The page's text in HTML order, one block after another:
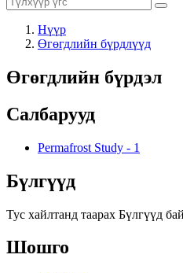
Нүүр
Өгөгдлийн бүрдлүүд
Өгөгдлийн бүрдэл
Салбарууд
Permafrost Study - 1
Бүлгүүд
Тус хайлтанд таарах Бүлгүүд
Шошго